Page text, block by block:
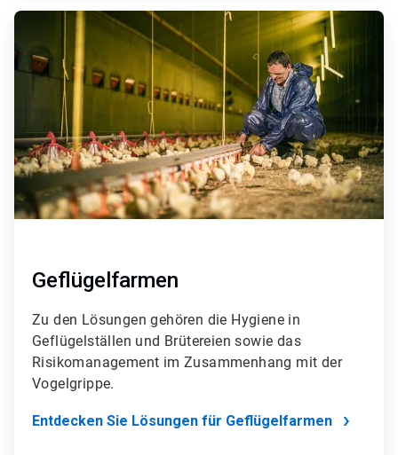
ArticleTile
von
4
Geflügelfarmen
Zu den Lösungen gehören die Hygiene in
Geflügelställen und Brütereien sowie das
Risikomanagement im Zusammenhang mit der
Vogelgrippe.​​​​​​​
Entdecken Sie Lösungen für Geflügelfarmen